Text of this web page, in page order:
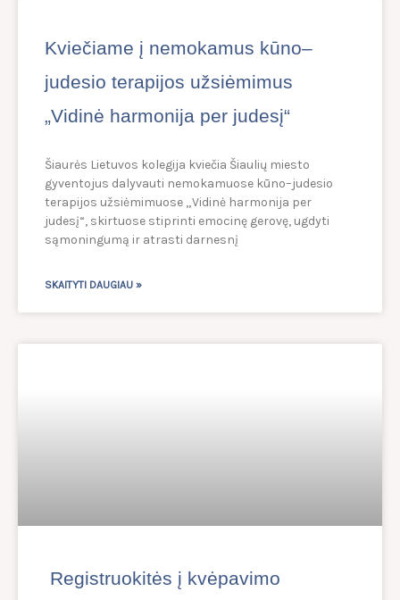
Kviečiame į nemokamus kūno–
judesio terapijos užsiėmimus
„Vidinė harmonija per judesį“
Šiaurės Lietuvos kolegija kviečia Šiaulių miesto
gyventojus dalyvauti nemokamuose kūno–judesio
terapijos užsiėmimuose „Vidinė harmonija per
judesį“, skirtuose stiprinti emocinę gerovę, ugdyti
sąmoningumą ir atrasti darnesnį
SKAITYTI DAUGIAU »
Registruokitės į kvėpavimo